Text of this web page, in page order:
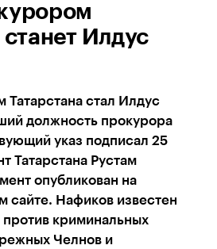
Илдус
стал Илдус
должность прокурора
указ подписал 25
Татарстана Рустам
опубликован на
сайте. Нафиков известен
криминальных
Челнов и